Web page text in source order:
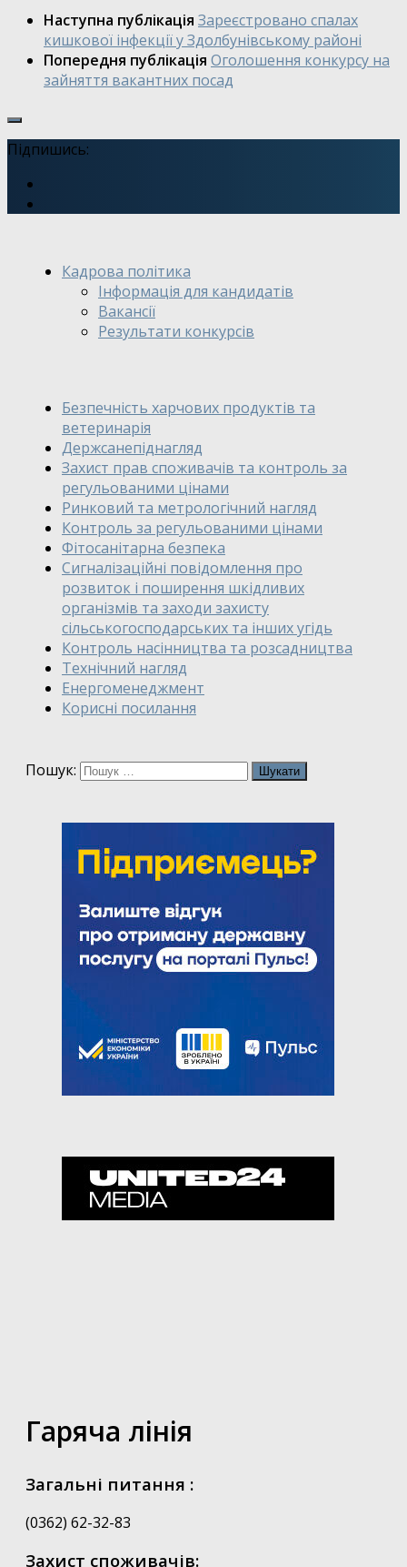
Наступна публікація Зареєстровано спалах
кишкової інфекції у Здолбунівському районі
Попередня публікація Оголошення конкурсу на
зайняття вакантних посад
Підпишись:
Кадрова політика
Інформація для кандидатів
Вакансії
Результати конкурсів
Безпечність харчових продуктів та
ветеринарія
Держсанепіднагляд
Захист прав споживачів та контроль за
регульованими цінами
Ринковий та метрологічний нагляд
Контроль за регульованими цінами
Фітосанітарна безпека
Сигналізаційні повідомлення про
розвиток і поширення шкідливих
організмів та заходи захисту
сільськогосподарських та інших угідь
Контроль насінництва та розсадництва
Технічний нагляд
Енергоменеджмент
Корисні посилання
Пошук:
Гаряча лінія
Загальні питання :
(0362) 62-32-83
Захист споживачів: